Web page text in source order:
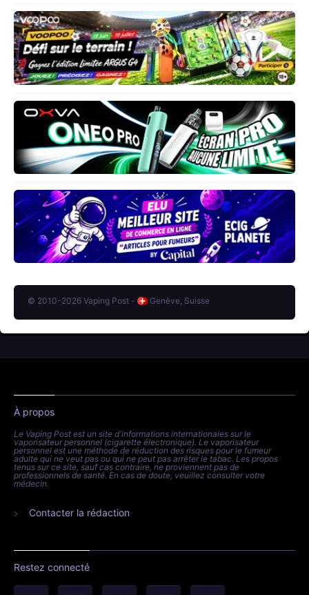
© 2010-2026 Vaping Post - Genève, Suisse
À propos
Le Vaping Post est un site d'informations internationales sur le
vaporisateur personnel (cigarette électronique). Le vaporisateur
personnel est une méthode de réduction des risques pour le fumeur
adulte qui ne veut pas ou qui ne peut pas arrêter le tabac. Les propos
tenus sur ce site, sauf cas contraire, ne proviennent pas de
professionnels de santé. En cas de doute, veuillez consulter votre
médecin.
Contacter la rédaction
Restez connecté